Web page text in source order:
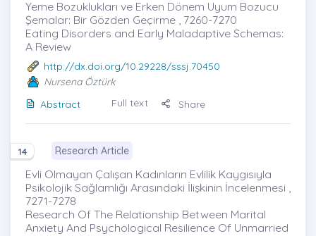
Yeme Bozuklukları ve Erken Dönem Uyum Bozucu
Şemalar: Bir Gözden Geçirme , 7260-7270
Eating Disorders and Early Maladaptive Schemas:
A Review
http://dx.doi.org/10.29228/sssj.70450
Nursena Öztürk
Abstract
Full text Share
14 Research Article
Evli Olmayan Çalışan Kadınların Evlilik Kaygısıyla
Psikolojik Sağlamlığı Arasındaki İlişkinin İncelenmesi ,
7271-7278
Research Of The Relationship Between Marital
Anxiety And Psychological Resilience Of Unmarried